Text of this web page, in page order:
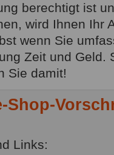
berechtigt ist
wird Ihnen Ihr
wenn Sie
Zeit und Geld.
Sie damit!
Shop-
Links: